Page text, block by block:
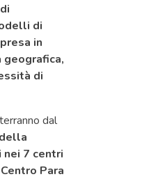
di
in
di
dal
7 centri
Para